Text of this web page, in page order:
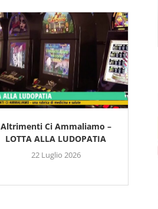
Altrimenti Ci Ammaliamo –
LOTTA ALLA LUDOPATIA
22 Luglio 2026